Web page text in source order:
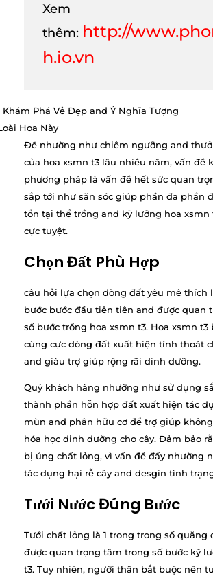
Xem
thêm: http://
h.io.vn
Để nhường như chiêm ngưỡng and
của hoa xsmn t3 lâu nhiều năm, vấn đề
phương pháp là vấn đề hết sức quan
sắp tới như săn sóc giúp phần đa phần
tồn tại thể trồng and kỹ lưỡng hoa xsmn
cực tuyệt.
Chọn Đất Phù Hợp
câu hỏi lựa chọn dòng đất yêu mê thích
bước bước đầu tiên tiên and được quan
số bước trồng hoa xsmn t3. Hoa xsmn t3
cùng cực dòng đất xuất hiện tính thoát
and giàu trợ giúp rộng rãi dinh dưỡng.
Quý khách hàng nhường như sử dụng
thành phần hỗn hợp đất xuất hiện tác
mùn and phân hữu cơ để trợ giúp
hóa học dinh dưỡng cho cây. Đảm bảo
bị úng chất lỏng, vì vấn đề đấy nhường
tác dụng hại rễ cây and desgin tình
Tưới Nước Đúng Bước
Tưới chất lỏng là 1 trong trong số quăng
được quan trọng tâm trong số bước kỹ
t3. Tuy nhiên, người thân bắt buộc nên